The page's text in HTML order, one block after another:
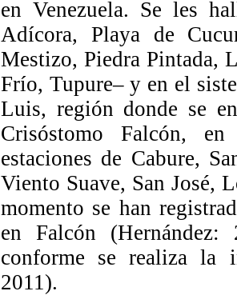
en Venezuela. Se les
Adícora, Playa de
Mestizo, Piedra Pintada,
Frío, Tupure– y en el
Luis, región donde se
Crisóstomo Falcón,
estaciones de Cabure,
Viento Suave, San José,
momento se han
en Falcón
conforme se realiza la
2011).